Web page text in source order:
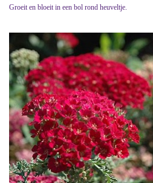
Groeit en bloeit in een bol rond heuveltje.